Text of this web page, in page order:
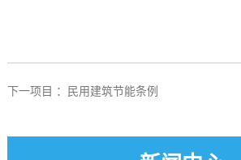
下一项目 ：民用建筑节能条例